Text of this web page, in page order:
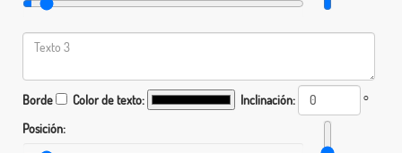
Borde Color de texto: Inclinación:
°
Posición: